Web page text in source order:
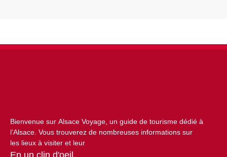
Bienvenue sur Alsace Voyage, un guide de tourisme dédié à
l’Alsace. Vous trouverez de nombreuses informations sur
les lieux à visiter et leur